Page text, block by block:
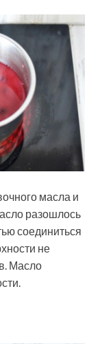
масла и
разошлось
соединиться
не
Масло